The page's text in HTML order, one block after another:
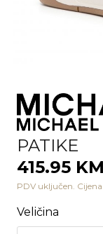
PATIKE
415.95 KM
PDV uključen.
Veličina